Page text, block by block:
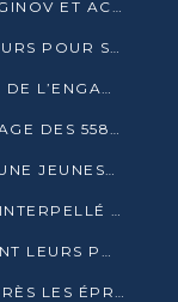
L’ARCHER PREND LE CONTRÔLE DE GINOV ET ACCÉLÈRE SON VIRAGE NUMÉRIQUE
LA BEAC ABAISSE SES TAUX DIRECTEURS POUR SOUTENIR LA CROISSANCE EN ZONE CEMAC
LE RUNR APPELLE À UN RENOUVEAU DE L’ENGAGEMENT MILITANT
CONGO TERMINAL FINALISE LE BATTAGE DES 558 PIEUX DU FUTUR QUAI DU MÔLE EST
MBOKA PROPRE ET PADJ 2.0 POUR UNE JEUNESSE PLUS AUTONOME
UN TRAFIQUANT PRÉSUMÉ D’IVOIRE INTERPELLÉ À DOLISIE
LES ENTREPRISES CHINOISES OUVRENT LEURS PORTES AUX JEUNES DIPLÔMÉS
SIBITI : 6 MORTS DANS UN DRAME APRÈS LES ÉPREUVES DU BEPC